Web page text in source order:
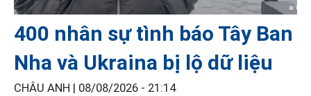
400 nhân sự tình báo Tây Ban
Nha và Ukraina bị lộ dữ liệu
CHÂU ANH | 08/08/2026 - 21:14